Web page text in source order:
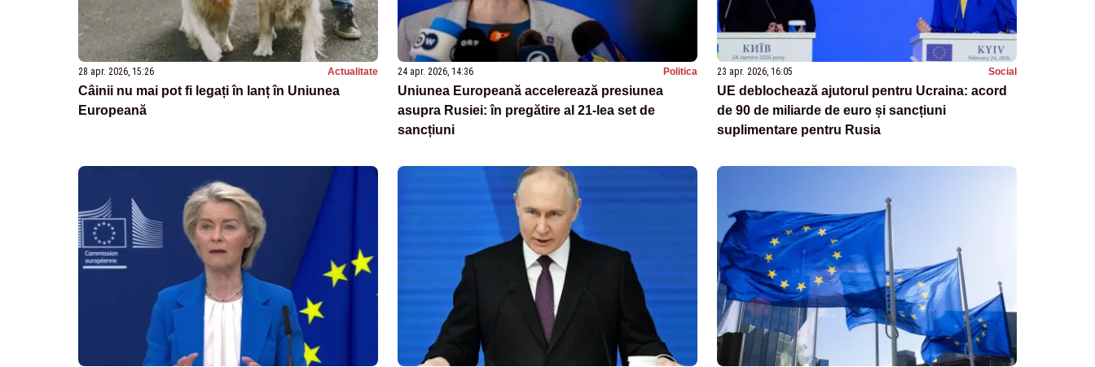
28 apr. 2026, 15:26 Actualitate
Câinii nu mai pot fi legați în lanț în Uniunea
Europeană
24 apr. 2026, 14:36 Politica
Uniunea Europeană accelerează presiunea
asupra Rusiei: în pregătire al 21-lea set de
sancțiuni
23 apr. 2026, 16:05 Social
UE deblochează ajutorul pentru Ucraina: acord
de 90 de miliarde de euro și sancțiuni
suplimentare pentru Rusia